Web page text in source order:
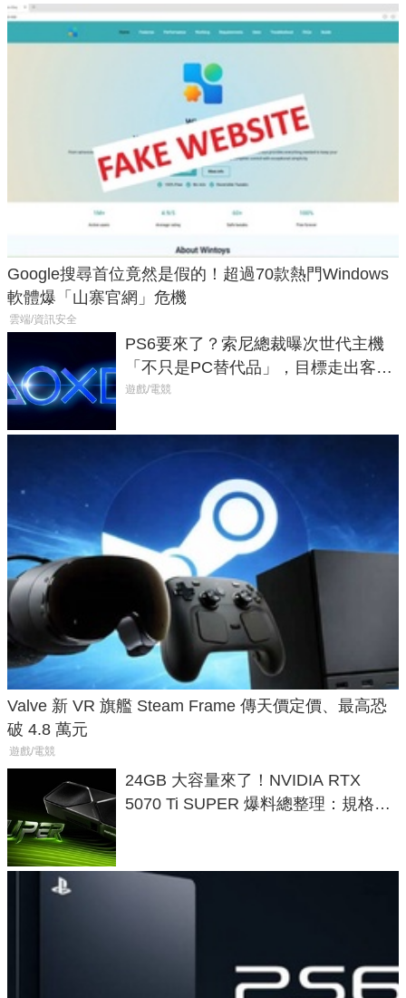
Google搜尋首位竟然是假的！超過70款熱門Windows
軟體爆「山寨官網」危機
雲端/資訊安全
PS6要來了？索尼總裁曝次世代主機
「不只是PC替代品」，目標走出客
廳、進軍電競桌面
遊戲/電競
Valve 新 VR 旗艦 Steam Frame 傳天價定價、最高恐
破 4.8 萬元
遊戲/電競
24GB 大容量來了！NVIDIA RTX
5070 Ti SUPER 爆料總整理：規格、